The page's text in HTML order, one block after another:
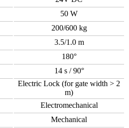
50 W
200/600 kg
3.5/1.0 m
180°
14 s / 90°
Electric Lock (for gate width > 2
m)
Electromechanical
Mechanical